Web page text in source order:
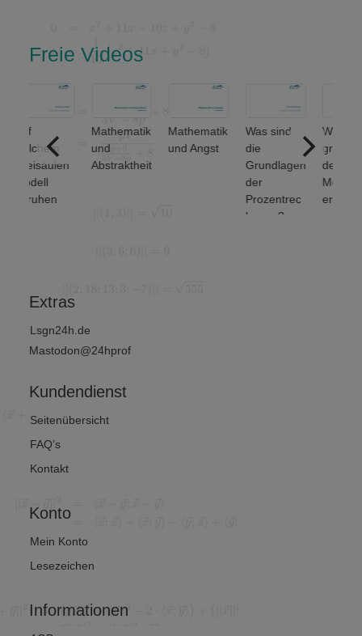
Freie Videos
Mathematik
Abstraktheit
Mathematik
und Angst
Was sind
Grundlagen
Prozentrec
hnung?
Welche
grundlegen
den
Mengenop
erationen
Extras
Lsgn24h.de
Mastodon@24hprof
Kundendienst
Seitenübersicht
FAQ’s
Kontakt
Konto
Mein Konto
Lesezeichen
Informationen